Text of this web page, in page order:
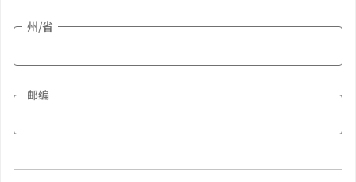
州/省
邮编